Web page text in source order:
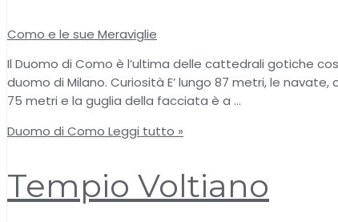
Como e le sue Meraviglie
Il Duomo di Como è l’ultima delle cattedrali gotiche
duomo di Milano. Curiosità E’ lungo 87 metri, le
75 metri e la guglia della facciata è a …
Duomo di Como Leggi tutto »
Tempio Voltiano